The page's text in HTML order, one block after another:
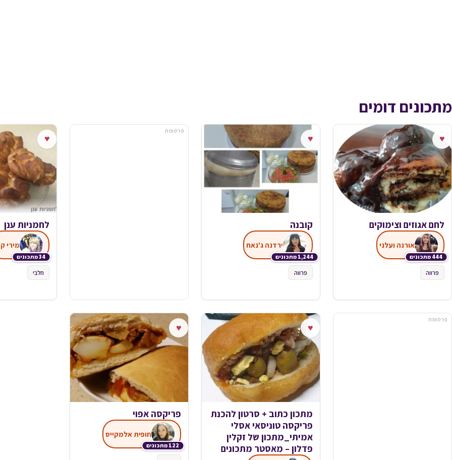
מתכונים דומים
♥
לחם אגוזים וצימוקים
444 מתכונים
אורנה ועלני
פרווה
♥
קובנה
1,244 מתכונים
ירדנה ג'נאח
פרווה
פרסומת
♥
לחמניות ענן
34 מתכונים
מירי
חלבי
פרסומת
♥
מתכון כתוב + סרטון להכנת
פריקסה טוניסאי אסלי
אמיתי_מתכון של זקלין
פדלון – מאסטר מתכונים
♥
פריקסה אפוי
122 מתכונים
חופית אלמקייס